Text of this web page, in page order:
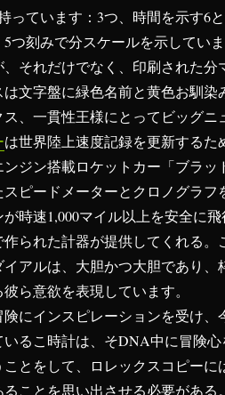
っています：3つ、時間を示す6
つ刻みで分スケールを示してい
それだけでなく、印刷された分
文字盤に緑色名前と黄色お馴染
、一貫性王様にとってビッグニ
は世界陸上速度記録を更新するた
ジン搭載ロケットカー「ブラッ
ピードメーターとクロノグラフ
時速1,000マイル以上を安全に
られた計器が提供してくれる。
アルは、大胆かつ大胆であり、
ら意欲を表現しています。
にインスピレーションを受け、
いるこ時計は、そDNA中に冒険
とをして、ロレックスコピーに
ことを思い出させる必要がある。